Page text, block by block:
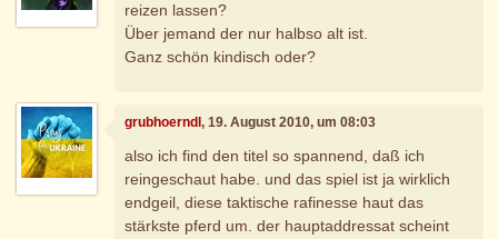
reizen lassen?
Über jemand der nur halbso alt ist.
Ganz schön kindisch oder?
grubhoerndl, 19. August 2010, um 08:03
also ich find den titel so spannend, daß ich
reingeschaut habe. und das spiel ist ja wirklich
endgeil, diese taktische rafinesse haut das
stärkste pferd um. der hauptaddressat scheint